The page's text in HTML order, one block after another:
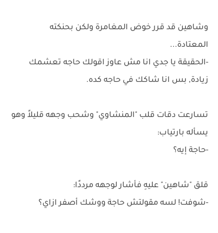
وشاهين قد قرر خوض المغامرة ولكن بحنكته
المعتادة...
-الحقيقة يا جدي انا مش عاوز اقولك حاجه تعشمك
زيادة, بس انا شاكك في حاجه كده.
تسارعت دقات قلب "المنشاوي" وشحب وجهه قليلاً وهو
يسأله بارتياب:
-حاجة إيه؟
قلق "شاهين" عليهِ فأشار لوجهه مرددًا:
-شوفت! لسه مقولتش حاجة ووشك أصفر ازاي؟